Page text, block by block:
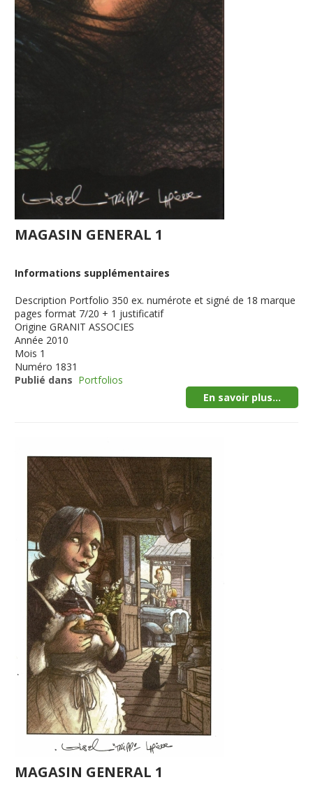
MAGASIN GENERAL 1
Informations supplémentaires
Description Portfolio 350 ex. numérote et signé de 18 marque
pages format 7/20 + 1 justificatif
Origine GRANIT ASSOCIES
Année 2010
Mois 1
Numéro 1831
Publié dans Portfolios
En savoir plus...
MAGASIN GENERAL 1